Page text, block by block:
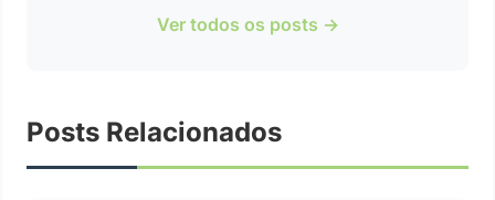
Ver todos os posts →
Posts Relacionados